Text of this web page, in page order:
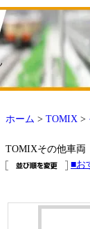
ホーム > TOMIX >
TOMIXその他車両
■お